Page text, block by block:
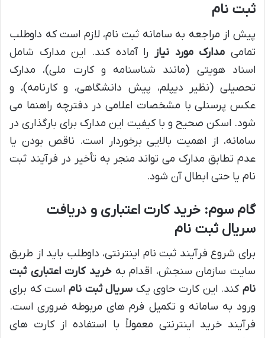
ثبت نام
پیش از مراجعه به سامانه ثبت نام، لازم است که داوطلب
تمامی مدارک مورد نیاز
را آماده کند. این مدارک شامل
اسناد هویتی (مانند شناسنامه و کارت ملی)، مدارک
تحصیلی (نظیر دیپلم، پیش دانشگاهی، و کارنامه)، و
عکس پرسنلی با مشخصات اعلامی در دفترچه راهنما می
شود. اسکن صحیح و با کیفیت این مدارک برای بارگذاری در
سامانه، از اهمیت بالایی برخوردار است. ناقص بودن یا
عدم تطابق مدارک می تواند منجر به تأخیر در فرآیند ثبت
نام یا حتی ابطال آن شود.
گام سوم: خرید کارت اعتباری و دریافت
سریال ثبت نام
برای شروع فرآیند ثبت نام اینترنتی، داوطلب باید از طریق
سایت سازمان سنجش، اقدام بهخرید کارت اعتباری ثبت
نامکند. این کارت حاوی یک سریال ثبت نام است که برای
ورود به سامانه و تکمیل فرم های مربوطه ضروری است.
فرآیند خرید اینترنتی معمولاً با استفاده از کارت های